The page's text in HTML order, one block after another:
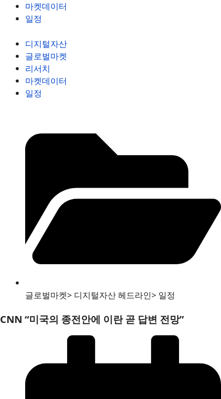
마켓데이터
일정
디지털자산
글로벌마켓
리서치
마켓데이터
일정
글로벌마켓> 디지털자산 헤드라인> 일정
CNN “미국의 종전안에 이란 곧 답변 전망”